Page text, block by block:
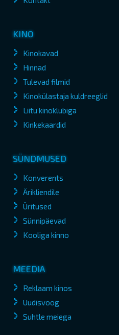
KINO
Kinokavad
Hinnad
Tulevad filmid
Kinokülastaja kuldreeglid
Liitu kinoklubiga
Kinkekaardid
SÜNDMUSED
Konverents
Ärikliendile
Üritused
Sünnipäevad
Kooliga kinno
MEEDIA
Reklaam kinos
Uudisvoog
Suhtle meiega